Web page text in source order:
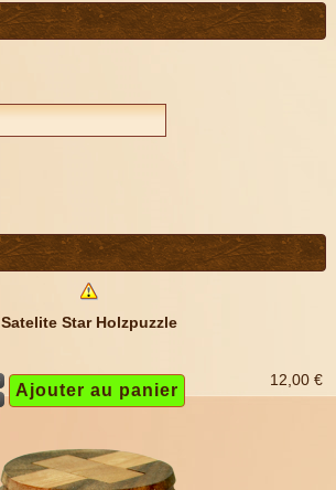
Satelite Star Holzpuzzle
12,00 €